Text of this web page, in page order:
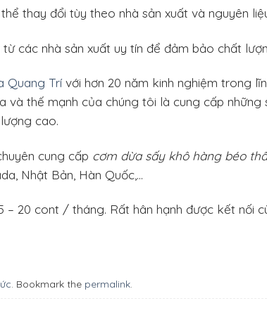
thay đổi tùy theo nhà sản xuất và nguyên
các nhà sản xuất uy tín để đảm bảo chất
Quang Trí với hơn 20 năm kinh nghiệm trong
và thế mạnh của chúng tôi là cung cấp những
cao.
cung cấp cơm dừa sấy khô hàng béo
Nhật Bản, Hàn Quốc,…
– 20 cont / tháng. Rất hân hạnh được kết nối
. Bookmark the permalink.